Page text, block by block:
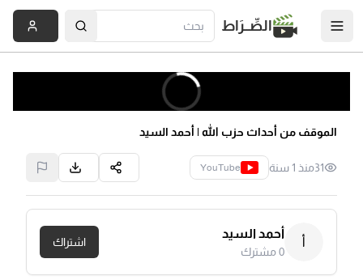
الصِّــرَاط
الموقف من أحداث حزب الله | أحمد السيد
31منذ 1 سنة YouTube
أ
أحمد السيد
0مشترك
اشتراك